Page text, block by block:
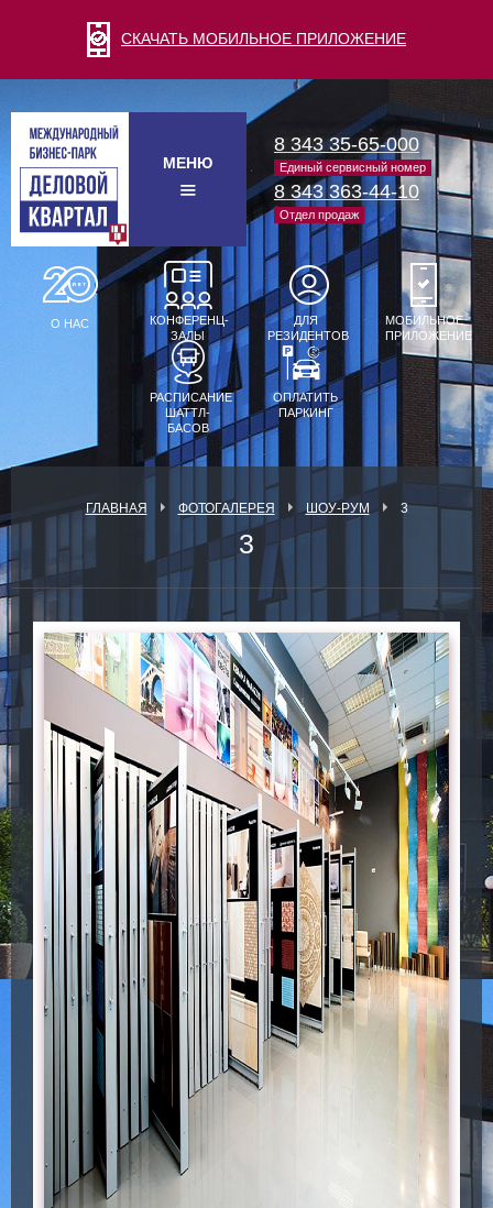
СКАЧАТЬ МОБИЛЬНОЕ ПРИЛОЖЕНИЕ
МЕНЮ
8 343 35-65-000
Единый сервисный номер
8 343 363-44-10
Отдел продаж
О НАС
КОНФЕРЕНЦ-
ЗАЛЫ
ДЛЯ
РЕЗИДЕНТОВ
МОБИЛЬНОЕ
ПРИЛОЖЕНИЕ
РАСПИСАНИЕ
ШАТТЛ-
БАСОВ
ОПЛАТИТЬ
ПАРКИНГ
ГЛАВНАЯ ФОТОГАЛЕРЕЯ ШОУ-РУМ 3
3